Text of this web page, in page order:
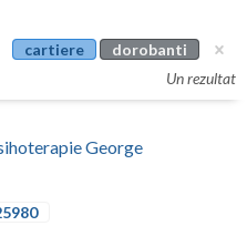
cartiere
dorobanti
Un rezultat
George